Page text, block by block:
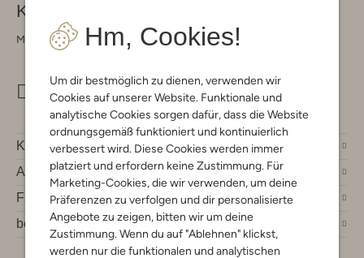
Hm, Cookies!
Um dir bestmöglich zu dienen, verwenden wir
Cookies auf unserer Website. Funktionale und
analytische Cookies sorgen dafür, dass die Website
ordnungsgemäß funktioniert und kontinuierlich
verbessert wird. Diese Cookies werden immer
platziert und erfordern keine Zustimmung. Für
Marketing-Cookies, die wir verwenden, um deine
Präferenzen zu verfolgen und dir personalisierte
Angebote zu zeigen, bitten wir um deine
Zustimmung. Wenn du auf "Ablehnen" klickst,
werden nur die funktionalen und analytischen
Kontakt
Montag - Freitag 09:00 - 17:00 uur
info@omoda.de
Kundenservice
Account
Fashion News
bei Omoda